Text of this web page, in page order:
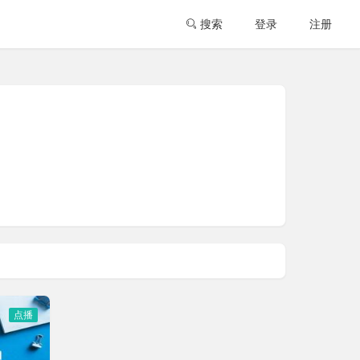
搜索 登录 注册
点播